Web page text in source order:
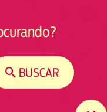
BUSCAR